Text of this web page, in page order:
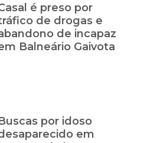
é preso por
de drogas e
de incapaz
Balneário Gaivota
por idoso
em